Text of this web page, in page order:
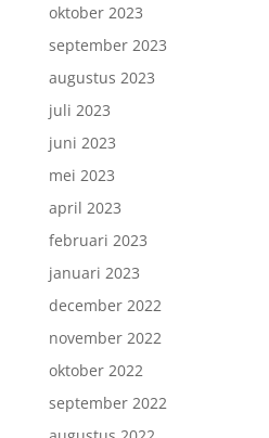
oktober 2023
september 2023
augustus 2023
juli 2023
juni 2023
mei 2023
april 2023
februari 2023
januari 2023
december 2022
november 2022
oktober 2022
september 2022